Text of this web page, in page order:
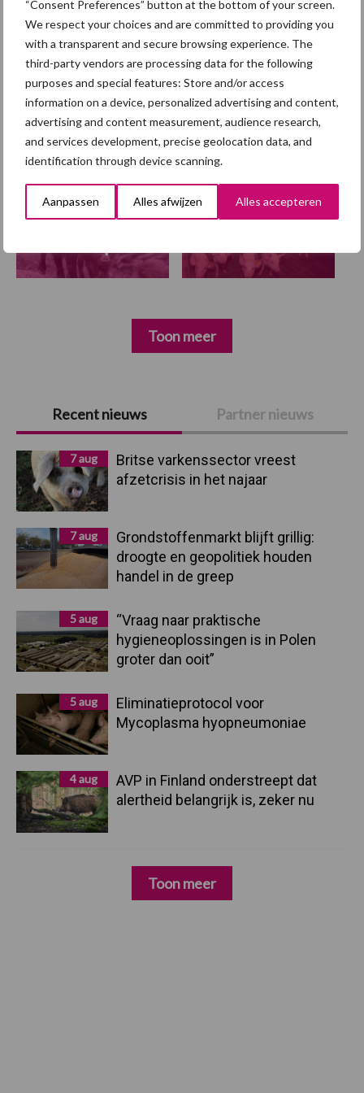
“Consent Preferences” button at the bottom of your screen.
We respect your choices and are committed to providing you
with a transparent and secure browsing experience. The
third-party vendors are processing data for the following
purposes and special features: Store and/or access
information on a device, personalized advertising and content,
advertising and content measurement, audience research,
and services development, precise geolocation data, and
identification through device scanning.
Aanpassen Alles afwijzen Alles accepteren
Primaire
Sidebar
Recent nieuws Partner nieuws
7 aug
Britse varkenssector vreest
afzetcrisis in het najaar
7 aug
Grondstoffenmarkt blijft grillig:
droogte en geopolitiek houden
handel in de greep
5 aug
“Vraag naar praktische
hygieneoplossingen is in Polen
groter dan ooit”
5 aug
Eliminatieprotocol voor
Mycoplasma hyopneumoniae
4 aug
AVP in Finland onderstreept dat
alertheid belangrijk is, zeker nu
Toon meer
toekomstbestendige sector
Themapagina
Diergezondheid Fokkerij Huisvesting
Afrikaanse
Toon meer